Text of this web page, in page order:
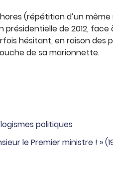
(répétition d’un
de 2012, face
hésitant, en raison des
de sa marionnette.
politiques
le Premier ministre ! »